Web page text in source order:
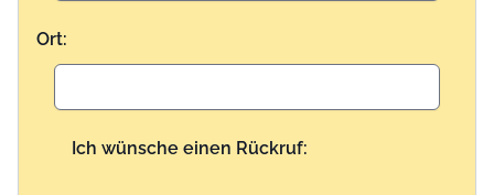
Ort:
Ich wünsche einen Rückruf: